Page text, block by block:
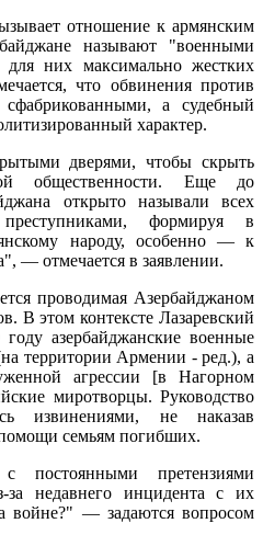
отношение к армянским
называют "военными
них максимально жестких
что обвинения против
а судебный
характер.
дверями, чтобы скрыть
общественности. Еще до
открыто называли всех
преступниками, формируя в
народу, особенно — к
— отмечается в заявлении.
проводимая Азербайджаном
В этом контексте Лазаревский
азербайджанские военные
территории Армении - ред.), а
агрессии [в Нагорном
миротворцы. Руководство
извинениями, не наказав
семьям погибших.
постоянными претензиями
за недавнего инцидента с их
войне?" — задаются вопросом